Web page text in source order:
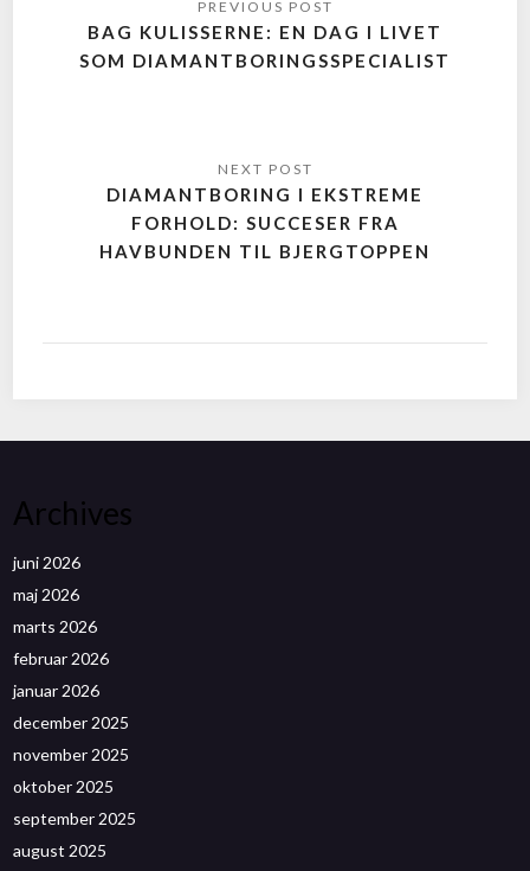
BAG KULISSERNE: EN DAG I LIVET
SOM DIAMANTBORINGSSPECIALIST
DIAMANTBORING I EKSTREME
FORHOLD: SUCCESER FRA
HAVBUNDEN TIL BJERGTOPPEN
Archives
juni 2026
maj 2026
marts 2026
februar 2026
januar 2026
december 2025
november 2025
oktober 2025
september 2025
august 2025